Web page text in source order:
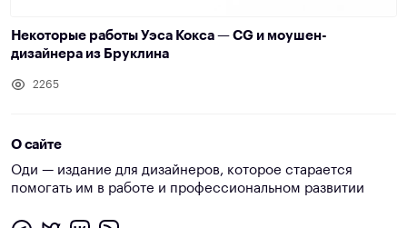
Некоторые работы Уэса Кокса — CG и моушен-
дизайнера из Бруклина
2265
О сайте
Оди — издание для дизайнеров, которое старается
помогать им в работе и профессиональном развитии